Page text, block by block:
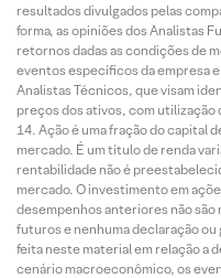
resultados divulgados pelas
forma, as opiniões dos Analistas
retornos dadas as condições de
eventos específicos da empresa
Analistas Técnicos, que visam
preços dos ativos, com utilização
Ação é uma fração do capital
mercado. É um título de renda
rentabilidade não é
mercado. O investimento em
desempenhos anteriores não
futuros e nenhuma declaração
feita neste material em relação a
cenário macroeconômico, os